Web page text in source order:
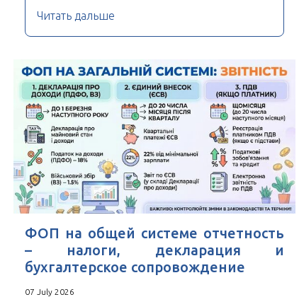
Читать дальше
ФОП на общей системе отчетность
– налоги, декларация и
бухгалтерское сопровождение
07 July 2026